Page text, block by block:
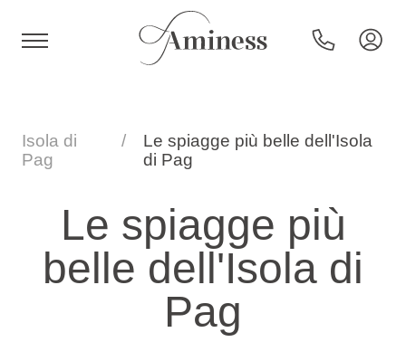
Hotel e resort
Campeggi
Offerte speciali
Isola di
Pag
Le spiagge più belle dell'Isola
di Pag
Le spiagge più
belle dell'Isola di
Pag